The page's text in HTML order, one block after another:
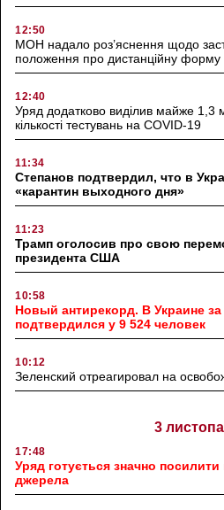
12:50
МОН надало роз’яснення щодо
положення про дистанційну форму
12:40
Уряд додатково виділив майже 1,3
кількості тестувань на COVID-19
11:34
Степанов подтвердил, что в
«карантин выходного дня»
11:23
Трамп оголосив про свою
президента США
10:58
Новый антирекорд. В Украине за
подтвердился у 9 524 человек
10:12
Зеленский отреагировал на
3
17:48
Уряд готується значно посилити
джерела